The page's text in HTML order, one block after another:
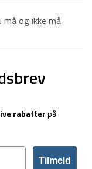
må og ikke må
rabatterpå
Tilmeld